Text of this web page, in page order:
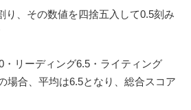
り、その数値を四捨五入して0.5刻み
・リーディング6.5・ライティング
場合、平均は6.5となり、総合スコア